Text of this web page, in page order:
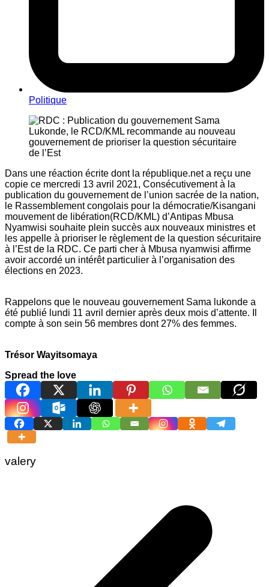
Politique
Dans une réaction écrite dont la république.net a reçu une
copie ce mercredi 13 avril 2021, Consécutivement à la
publication du gouvernement de l’union sacrée de la nation,
le Rassemblement congolais pour la démocratie/Kisangani
mouvement de libération(RCD/KML) d’Antipas Mbusa
Nyamwisi souhaite plein succès aux nouveaux ministres et
les appelle à prioriser le règlement de la question sécuritaire
à l’Est de la RDC. Ce parti cher à Mbusa nyamwisi affirme
avoir accordé un intérêt particulier à l’organisation des
élections en 2023.
Rappelons que le nouveau gouvernement Sama lukonde a
été publié lundi 11 avril dernier après deux mois d’attente. Il
compte à son sein 56 membres dont 27% des femmes.
Trésor Wayitsomaya
Spread the love
valery